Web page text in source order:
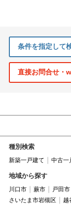
条件を指定して
直接お問合せ・
種別検索
新築一戸建て 中古一
地域から探す
川口市 蕨市 戸田市
さいたま市岩槻区
越